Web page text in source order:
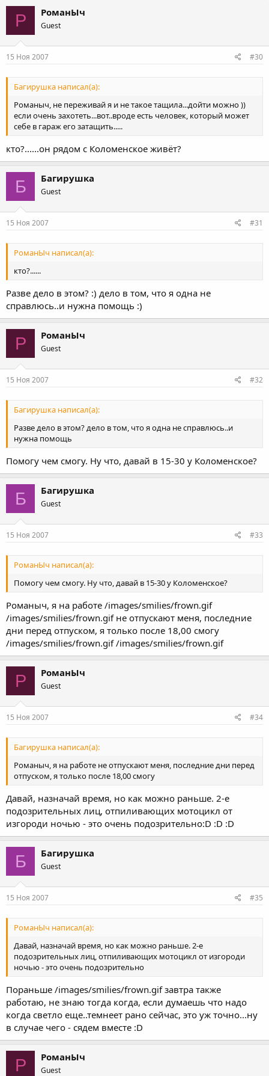
Р РоманЫч
Guest
15 Ноя 2007 #30
Багирушка написал(а):
Романыч, не переживай я и не такое тащила...дойти можно ))
если очень захотеть...вот..вроде есть человек, который может
себе в гараж его затащить.....
кто?......он рядом с Коломенское живёт?
Б Багирушка
Guest
15 Ноя 2007 #31
РоманЫч написал(а):
кто?......
Разве дело в этом? :) дело в том, что я одна не
справлюсь..и нужна помощь :)
Р РоманЫч
Guest
15 Ноя 2007 #32
Багирушка написал(а):
Разве дело в этом? дело в том, что я одна не справлюсь..и
нужна помощь
Помогу чем смогу. Ну что, давай в 15-30 у Коломенское?
Б Багирушка
Guest
15 Ноя 2007 #33
РоманЫч написал(а):
Помогу чем смогу. Ну что, давай в 15-30 у Коломенское?
Романыч, я на работе /images/smilies/frown.gif
/images/smilies/frown.gif не отпускают меня, последние
дни перед отпуском, я только после 18,00 смогу
/images/smilies/frown.gif /images/smilies/frown.gif
Р РоманЫч
Guest
15 Ноя 2007 #34
Багирушка написал(а):
Романыч, я на работе не отпускают меня, последние дни перед
отпуском, я только после 18,00 смогу
Давай, назначай время, но как можно раньше. 2-е
подозрительных лиц, отпиливающих мотоцикл от
изгороди ночью - это очень подозрительно:D :D :D
Б Багирушка
Guest
15 Ноя 2007 #35
РоманЫч написал(а):
Давай, назначай время, но как можно раньше. 2-е
подозрительных лиц, отпиливающих мотоцикл от изгороди
ночью - это очень подозрительно
Пораньше /images/smilies/frown.gif завтра также
работаю, не знаю тогда когда, если думаешь что надо
когда светло еще..темнеет рано сейчас, это уж точно...ну
в случае чего - сядем вместе :D
Р РоманЫч
Guest